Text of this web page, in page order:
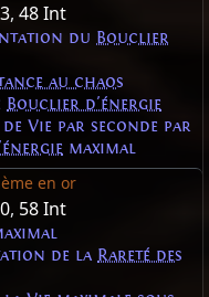
, 48 Int
du Bouclier
au chaos
Bouclier d'énergie
de Vie par seconde par
maximal
en or
, 58 Int
de la Rareté des